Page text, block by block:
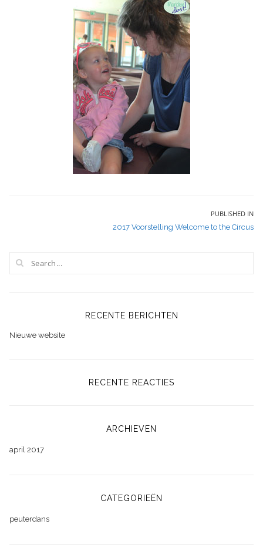
PUBLISHED IN
2017 Voorstelling Welcome to the Circus
RECENTE BERICHTEN
Nieuwe website
RECENTE REACTIES
ARCHIEVEN
april 2017
CATEGORIEËN
peuterdans